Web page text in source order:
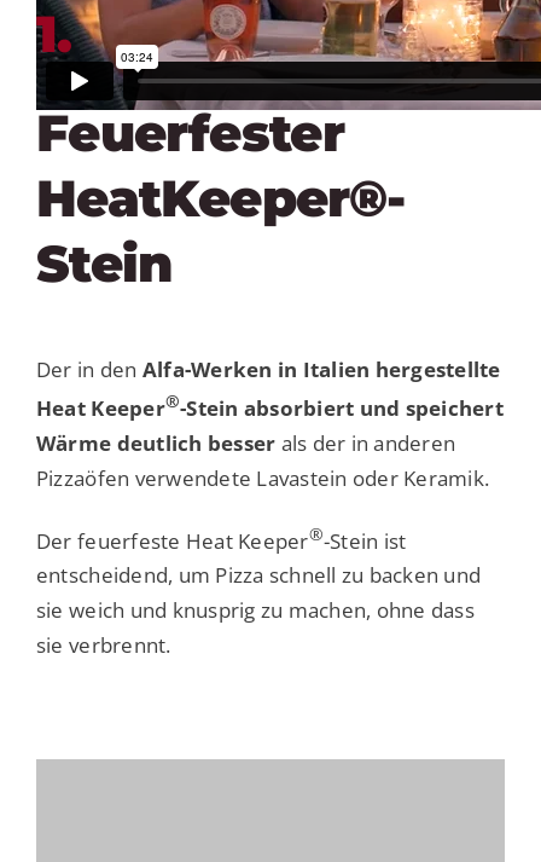
1.
Feuerfester
HeatKeeper®-
Stein
Der in den Alfa-Werken in Italien hergestellte
Heat Keeper®-Stein absorbiert und speichert
Wärme deutlich besser als der in anderen
Pizzaöfen verwendete Lavastein oder Keramik.
Der feuerfeste Heat Keeper®-Stein ist
entscheidend, um Pizza schnell zu backen und
sie weich und knusprig zu machen, ohne dass
sie verbrennt.